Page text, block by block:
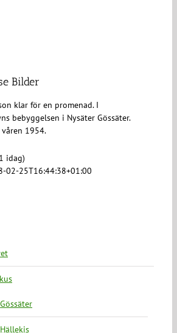
Bilder
klar för en promenad. I
bebyggelsen i Nysäter Gössäter.
1954.
idag)
02-25T16:44:38+01:00
Gössäter
Hällekis